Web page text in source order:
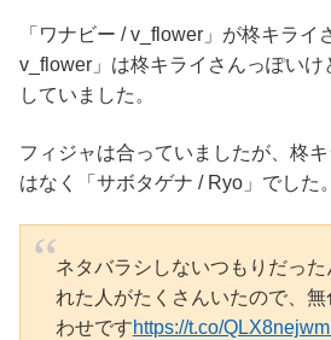
「ワナビー / v_flower」が柊キライ
v_flower」は柊キライさんっぽいけ
していました。
フィジャは合っていましたが、柊
はなく「サボタゲナ / Ryo」でした。
ネタバラシしないつもりだった
れた人がたくさんいたので、
わせですhttps://t.co/